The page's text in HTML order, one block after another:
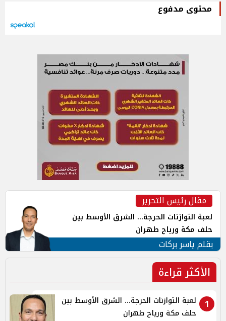
محتوى مدفوع
مقال رئيس التحرير
لعبة التوازنات الحرجة... الشرق الأوسط بين
حلف مكة ورياح طهران
بقلم ياسر بركات
الأكثر قراءة
1
لعبة التوازنات الحرجة... الشرق الأوسط بين
حلف مكة ورياح طهران